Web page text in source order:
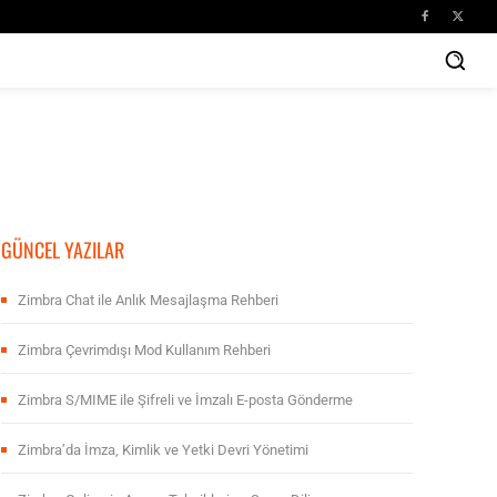
GÜNCEL YAZILAR
Zimbra Chat ile Anlık Mesajlaşma Rehberi
Zimbra Çevrimdışı Mod Kullanım Rehberi
Zimbra S/MIME ile Şifreli ve İmzalı E-posta Gönderme
Zimbra’da İmza, Kimlik ve Yetki Devri Yönetimi